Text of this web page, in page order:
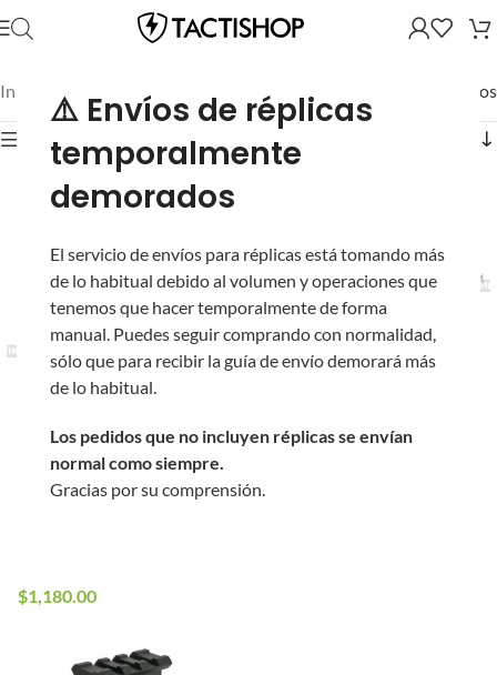
⚠️ Envíos de réplicas
temporalmente
demorados
El servicio de envíos para réplicas está tomando más
de lo habitual debido al volumen y operaciones que
tenemos que hacer temporalmente de forma
manual. Puedes seguir comprando con normalidad,
sólo que para recibir la guía de envío demorará más
de lo habitual.
Los pedidos que no incluyen réplicas se envían
normal como siempre.
Gracias por su comprensión.
Inicio Mostrando los 3 resultados
Mostrar filtros
Mira Réflex de Punto
horas de Batería
(Color: Negra)
$1,180.00
Mira Reflex
Panorámica de Punto
Rojo / Verde Aim
En stock